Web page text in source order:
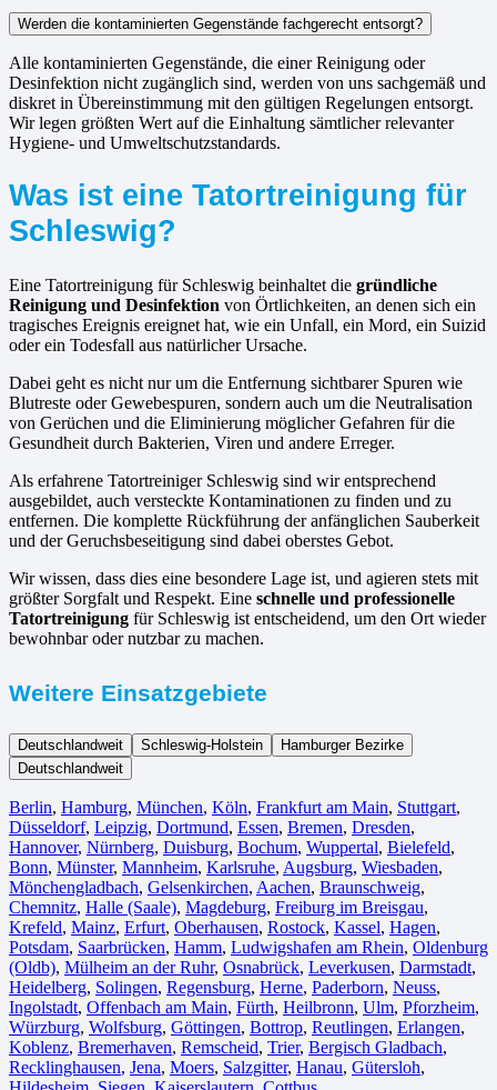
Werden die kontaminierten Gegenstände fachgerecht entsorgt?
Alle kontaminierten Gegenstände, die einer Reinigung oder
Desinfektion nicht zugänglich sind, werden von uns sachgemäß und
diskret in Übereinstimmung mit den gültigen Regelungen entsorgt.
Wir legen größten Wert auf die Einhaltung sämtlicher relevanter
Hygiene- und Umweltschutzstandards.
Was ist eine Tatortreinigung für
Schleswig?
Eine Tatortreinigung für Schleswig beinhaltet die gründliche
Reinigung und Desinfektion von Örtlichkeiten, an denen sich ein
tragisches Ereignis ereignet hat, wie ein Unfall, ein Mord, ein Suizid
oder ein Todesfall aus natürlicher Ursache.
Dabei geht es nicht nur um die Entfernung sichtbarer Spuren wie
Blutreste oder Gewebespuren, sondern auch um die Neutralisation
von Gerüchen und die Eliminierung möglicher Gefahren für die
Gesundheit durch Bakterien, Viren und andere Erreger.
Als erfahrene Tatortreiniger Schleswig sind wir entsprechend
ausgebildet, auch versteckte Kontaminationen zu finden und zu
entfernen. Die komplette Rückführung der anfänglichen Sauberkeit
und der Geruchsbeseitigung sind dabei oberstes Gebot.
Wir wissen, dass dies eine besondere Lage ist, und agieren stets mit
größter Sorgfalt und Respekt. Eine schnelle und professionelle
Tatortreinigung für Schleswig ist entscheidend, um den Ort wieder
bewohnbar oder nutzbar zu machen.
Weitere Einsatzgebiete
Deutschlandweit Schleswig-Holstein
Hamburger Bezirke
Deutschlandweit
Berlin⁠, Hamburg, München, Köln⁠, Frankfurt am Main, Stuttgart,
Düsseldorf, Leipzig, Dortmund, Essen, Bremen, Dresden,
Hannover, Nürnberg, Duisburg⁠, Bochum, Wuppertal⁠, Bielefeld⁠,
Bonn⁠, Münster⁠, Mannheim, Karlsruhe, Augsburg, Wiesbaden⁠,
Mönchengladbach⁠, Gelsenkirchen⁠, Aachen⁠, Braunschweig,
Chemnitz⁠, Halle (Saale)⁠, Magdeburg, Freiburg im Breisgau⁠,
Krefeld⁠, Mainz⁠, Erfurt, Oberhausen⁠, Rostock⁠, Kassel⁠, Hagen,
Potsdam, Saarbrücken⁠, Hamm, Ludwigshafen am Rhein⁠, Oldenburg
(Oldb), Mülheim an der Ruhr, Osnabrück⁠, Leverkusen, Darmstadt⁠,
Heidelberg, Solingen, Regensburg, Herne⁠, Paderborn, Neuss,
Ingolstadt, Offenbach am Main, Fürth⁠, Heilbronn, Ulm⁠, Pforzheim,
Würzburg, Wolfsburg⁠, Göttingen, Bottrop, Reutlingen, Erlangen⁠,
Koblenz, Bremerhaven⁠, Remscheid, Trier⁠, Bergisch Gladbach,
Recklinghausen, Jena⁠, Moers⁠, Salzgitter⁠, Hanau, Gütersloh,